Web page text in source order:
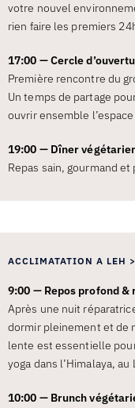
votre nouvel
rien faire les premiers
17:00 — Cercle
Première rencontre du
Un temps de partage
ouvrir ensemble
19:00 — Dîner
Repas sain, gourmand
ACCLIMATATION A LEH
9:00 — Repos profond &
Après une nuit
dormir pleinement et de
lente est essentielle
yoga dans l’Himalaya, au
10:00 — Brunch